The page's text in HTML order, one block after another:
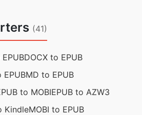
(41)
DOCX to EPUB
EPUBMD to EPUB
to MOBIEPUB to AZW3
KindleMOBI to EPUB